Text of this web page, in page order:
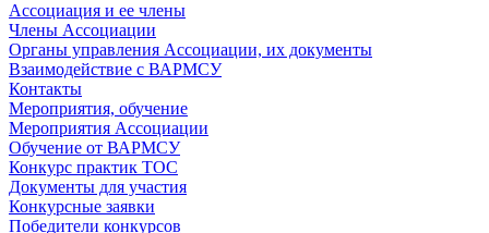
Ассоциация и ее члены
Члены Ассоциации
Органы управления Ассоциации, их документы
Взаимодействие c ВАРМСУ
Контакты
Мероприятия, обучение
Мероприятия Ассоциации
Обучение от ВАРМСУ
Конкурс практик ТОС
Документы для участия
Конкурсные заявки
Победители конкурсов